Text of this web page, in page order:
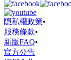
隱私權政策•
服務條款•
新版FAQ•
官方公告